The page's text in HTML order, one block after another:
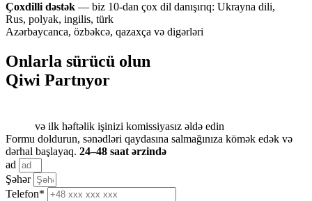
Çoxdilli dəstək — biz 10-dan çox dil danışırıq: Ukrayna dili,
Rus, polyak, ingilis, türk
Azərbaycanca, özbəkcə, qazaxça və digərləri
Onlarla sürücü olun
Qiwi Partnyor
və ilk həftəlik işinizi komissiyasız əldə edin
Formu doldurun, sənədləri qaydasına salmağınıza kömək edək və
dərhal başlayaq. 24–48 saat ərzində
ad
Şəhər
Telefon*